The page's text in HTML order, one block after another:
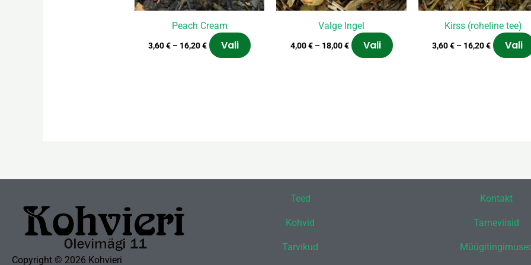
Peach Cream
3,60€ – 16,20€ Vali
tootelehel.
Valge Ingel
4,00€ – 18,00€ Vali
tootelehel.
Kirss (roheline tee)
3,60€ – 16,20€ Vali
Copyright © 2026 Kohvieri
Teed
Kohvid
Tarvikud
Kontakt
Tarneviisid